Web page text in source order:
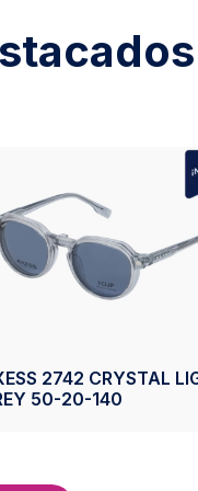
2743 CRYSTAL
19-140